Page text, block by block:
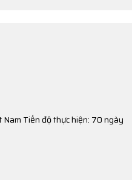
Tiến độ thực hiện: 70 ngày